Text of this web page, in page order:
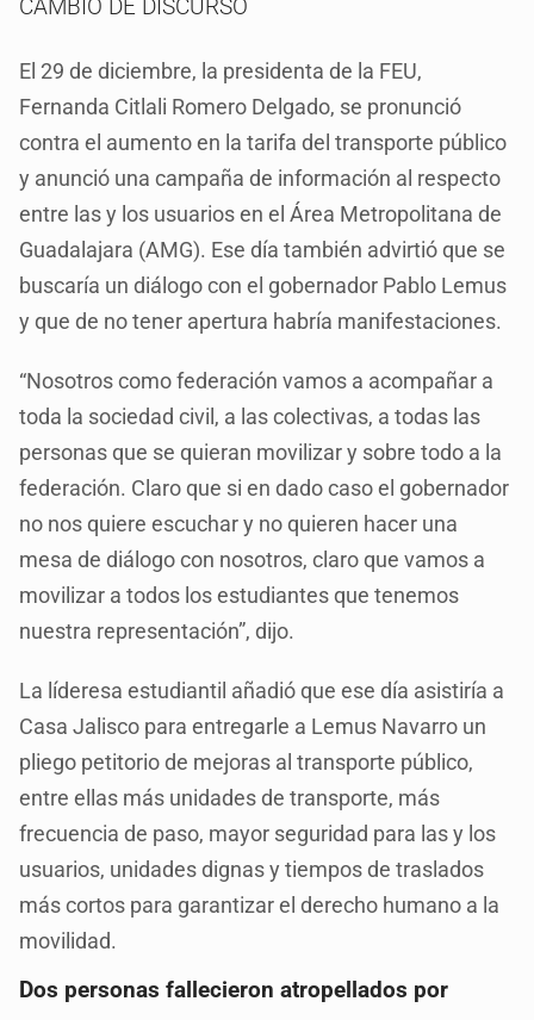
CAMBIO DE DISCURSO
El 29 de diciembre, la presidenta de la FEU,
Fernanda Citlali Romero Delgado, se pronunció
contra el aumento en la tarifa del transporte público
y anunció una campaña de información al respecto
entre las y los usuarios en el Área Metropolitana de
Guadalajara (AMG). Ese día también advirtió que se
buscaría un diálogo con el gobernador Pablo Lemus
y que de no tener apertura habría manifestaciones.
“Nosotros como federación vamos a acompañar a
toda la sociedad civil, a las colectivas, a todas las
personas que se quieran movilizar y sobre todo a la
federación. Claro que si en dado caso el gobernador
no nos quiere escuchar y no quieren hacer una
mesa de diálogo con nosotros, claro que vamos a
movilizar a todos los estudiantes que tenemos
nuestra representación”, dijo.
La líderesa estudiantil añadió que ese día asistiría a
Casa Jalisco para entregarle a Lemus Navarro un
pliego petitorio de mejoras al transporte público,
entre ellas más unidades de transporte, más
frecuencia de paso, mayor seguridad para las y los
usuarios, unidades dignas y tiempos de traslados
más cortos para garantizar el derecho humano a la
movilidad.
Dos personas fallecieron atropellados por